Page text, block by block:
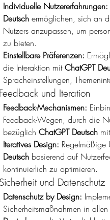
Individuelle Nutzererfahrungen:
Deutsch ermöglichen, sich an
Nutzers anzupassen, um
zu bieten.
Einstellbare Präferenzen:
die Interaktion mit ChatGPT
Spracheinstellungen,
und Iteration
Feedback-Mechanismen:
Feedback-Wegen, durch die
bezüglich ChatGPT Deutsch
Iteratives Design: Regelmäßige
Deutsch basierend auf
kontinuierlich zu optimieren.
und Datenschutz
Datenschutz by Design:
Sicherheitsmaßnahmen in